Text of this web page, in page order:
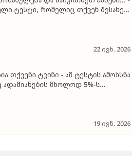
ტესტი, რომელიც თქვენ შესახებ
22 ივნ. 2026
- ამ ტესტის ამოხსნა
მხოლოდ 5%-ს
19 ივნ. 2026